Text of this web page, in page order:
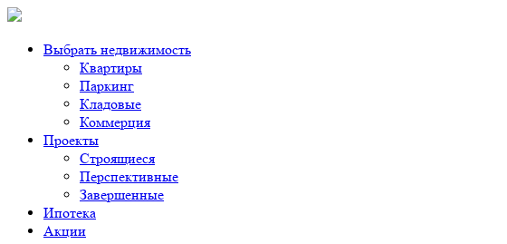
Выбрать недвижимость
Квартиры
Паркинг
Кладовые
Коммерция
Проекты
Строящиеся
Перспективные
Завершенные
Ипотека
Акции